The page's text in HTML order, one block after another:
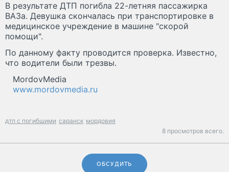
В результате ДТП погибла 22-летняя пассажирка
ВАЗа. Девушка скончалась при транспортировке в
медицинское учреждение в машине "скорой
помощи".
По данному факту проводится проверка. Известно,
что водители были трезвы.
MordovMedia
www.mordovmedia.ru
дтп с погибшими саранск мордовия
8 просмотров всего.
ОБСУДИТЬ